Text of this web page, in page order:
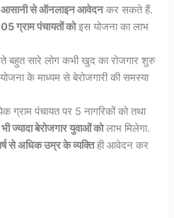
आसानी से ऑनलाइन आवेदनकर सकते हैं.
ग्राम पंचायतों कोइस योजना का लाभ
बहुत सारे लोग कभी खुद का रोजगार शुरु
के माध्यम से बेरोजगारी की समस्या
ग्राम पंचायत पर 5 नागरिकों को तथा
ज्यादा बेरोजगार युवाओं कोलाभ मिलेगा.
से अधिक उम्र के व्यक्तिही आवेदन कर